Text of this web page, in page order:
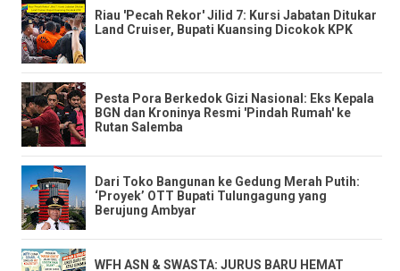
​Riau 'Pecah Rekor' Jilid 7: Kursi Jabatan Ditukar
Land Cruiser, Bupati Kuansing Dicokok KPK
​Pesta Pora Berkedok Gizi Nasional: Eks Kepala
BGN dan Kroninya Resmi 'Pindah Rumah' ke
Rutan Salemba
​Dari Toko Bangunan ke Gedung Merah Putih:
‘Proyek’ OTT Bupati Tulungagung yang
Berujung Ambyar
WFH ASN & SWASTA: JURUS BARU HEMAT